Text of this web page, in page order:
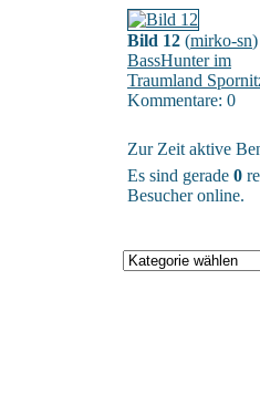
Bild 12 (mirko-sn)
BassHunter im
Traumland
Kommentare: 0
Zur Zeit aktive
Es sind gerade 0
Besucher online.